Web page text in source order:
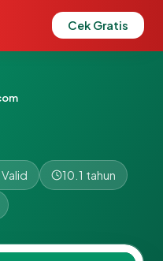
Cek Gratis
10.1 tahun